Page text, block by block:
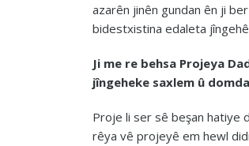
azarên jinên gundan ên ji
bidestxistina edaleta
Ji me re behsa Projeya
jîngeheke saxlem û
Proje li ser sê beşan hatiye
rêya vê projeyê em hewl